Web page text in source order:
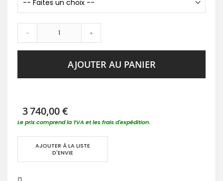
- +
AJOUTER AU PANIER
3 740,00 €
Le prix comprend la TVA et les frais d'expédition.
AJOUTER À LA LISTE
D'ENVIE